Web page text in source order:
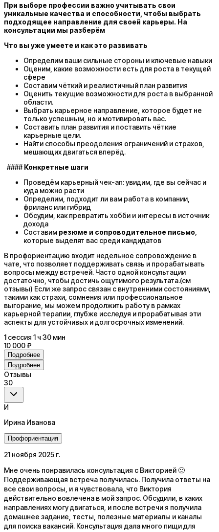
При выборе профессии важно учитывать свои
уникальные качества и способности, чтобы выбрать
подходящее направление для своей карьеры. На
консультации мы разберём
Что вы уже умеете и как это развивать
Определим ваши сильные стороны и ключевые навыки
Оценим, какие возможности есть для роста в текущей
сфере
Составим чёткий и реалистичный план развития
Оценить текущие возможности для роста в выбранной
области.
Выбрать карьерное направление, которое будет не
только успешным, но и мотивировать вас.
Составить план развития и поставить чёткие
карьерные цели.
Найти способы преодоления ограничений и страхов,
мешающих двигаться вперёд.
####Конкретные шаги
Проведём карьерный чек-ап: увидим, где вы сейчас и
куда можно расти
Определим, подходит ли вам работа в компании,
фриланс или гибрид
Обсудим, как превратить хобби и интересы в источник
дохода
Составим резюме и сопроводительное письмо
которые выделят вас среди кандидатов
В профориентацию входит недельное сопровождение в
чате, что позволяет поддерживать связь и прорабатывать
вопросы между встречей. Часто одной консультации
достаточно, чтобы достичь ощутимого результата.(см
отзывы) Если же запрос связан с внутренними состояниями,
такими как страхи, сомнения или профессиональное
выгорание, мы можем продолжить работу в рамках
карьерной терапии, глубже исследуя и прорабатывая эти
аспекты для устойчивых и долгосрочных изменений.
1 сессия 1 ч 30 мин
10 000 ₽
Подробнее
Подробнее
Отзывы
30
И
Ирина Иванова
Профориентация
21 ноября 2025 г.
Мне очень понравилась консультация с Викторией 🙂
Поддерживающая встреча получилась. Получила ответы на
все свои вопросы, и я чувствовала, что Виктория
действительно вовлечена в мой запрос. Обсудили, в каких
направлениях могу двигаться, и после встречи я получила
домашнее задание, тесты, полезные материалы и каналы
для поиска вакансий. Консультация дала много пищи для